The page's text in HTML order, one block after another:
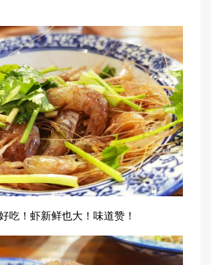
吃！虾新鲜也大！味道赞！